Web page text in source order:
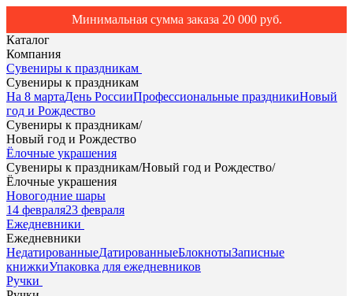
Минимальная сумма заказа 20 000 руб.
Каталог
Компания
Сувениры к праздникам
Сувениры к праздникам
На 8 мартаДень РоссииПрофессиональные праздникиНовый
год и Рождество
Сувениры к праздникам/
Новый год и Рождество
Ёлочные украшения
Сувениры к праздникам/Новый год и Рождество/
Ёлочные украшения
Новогодние шары
14 февраля23 февраля
Ежедневники
Ежедневники
НедатированныеДатированныеБлокнотыЗаписные
книжкиУпаковка для ежедневников
Ручки